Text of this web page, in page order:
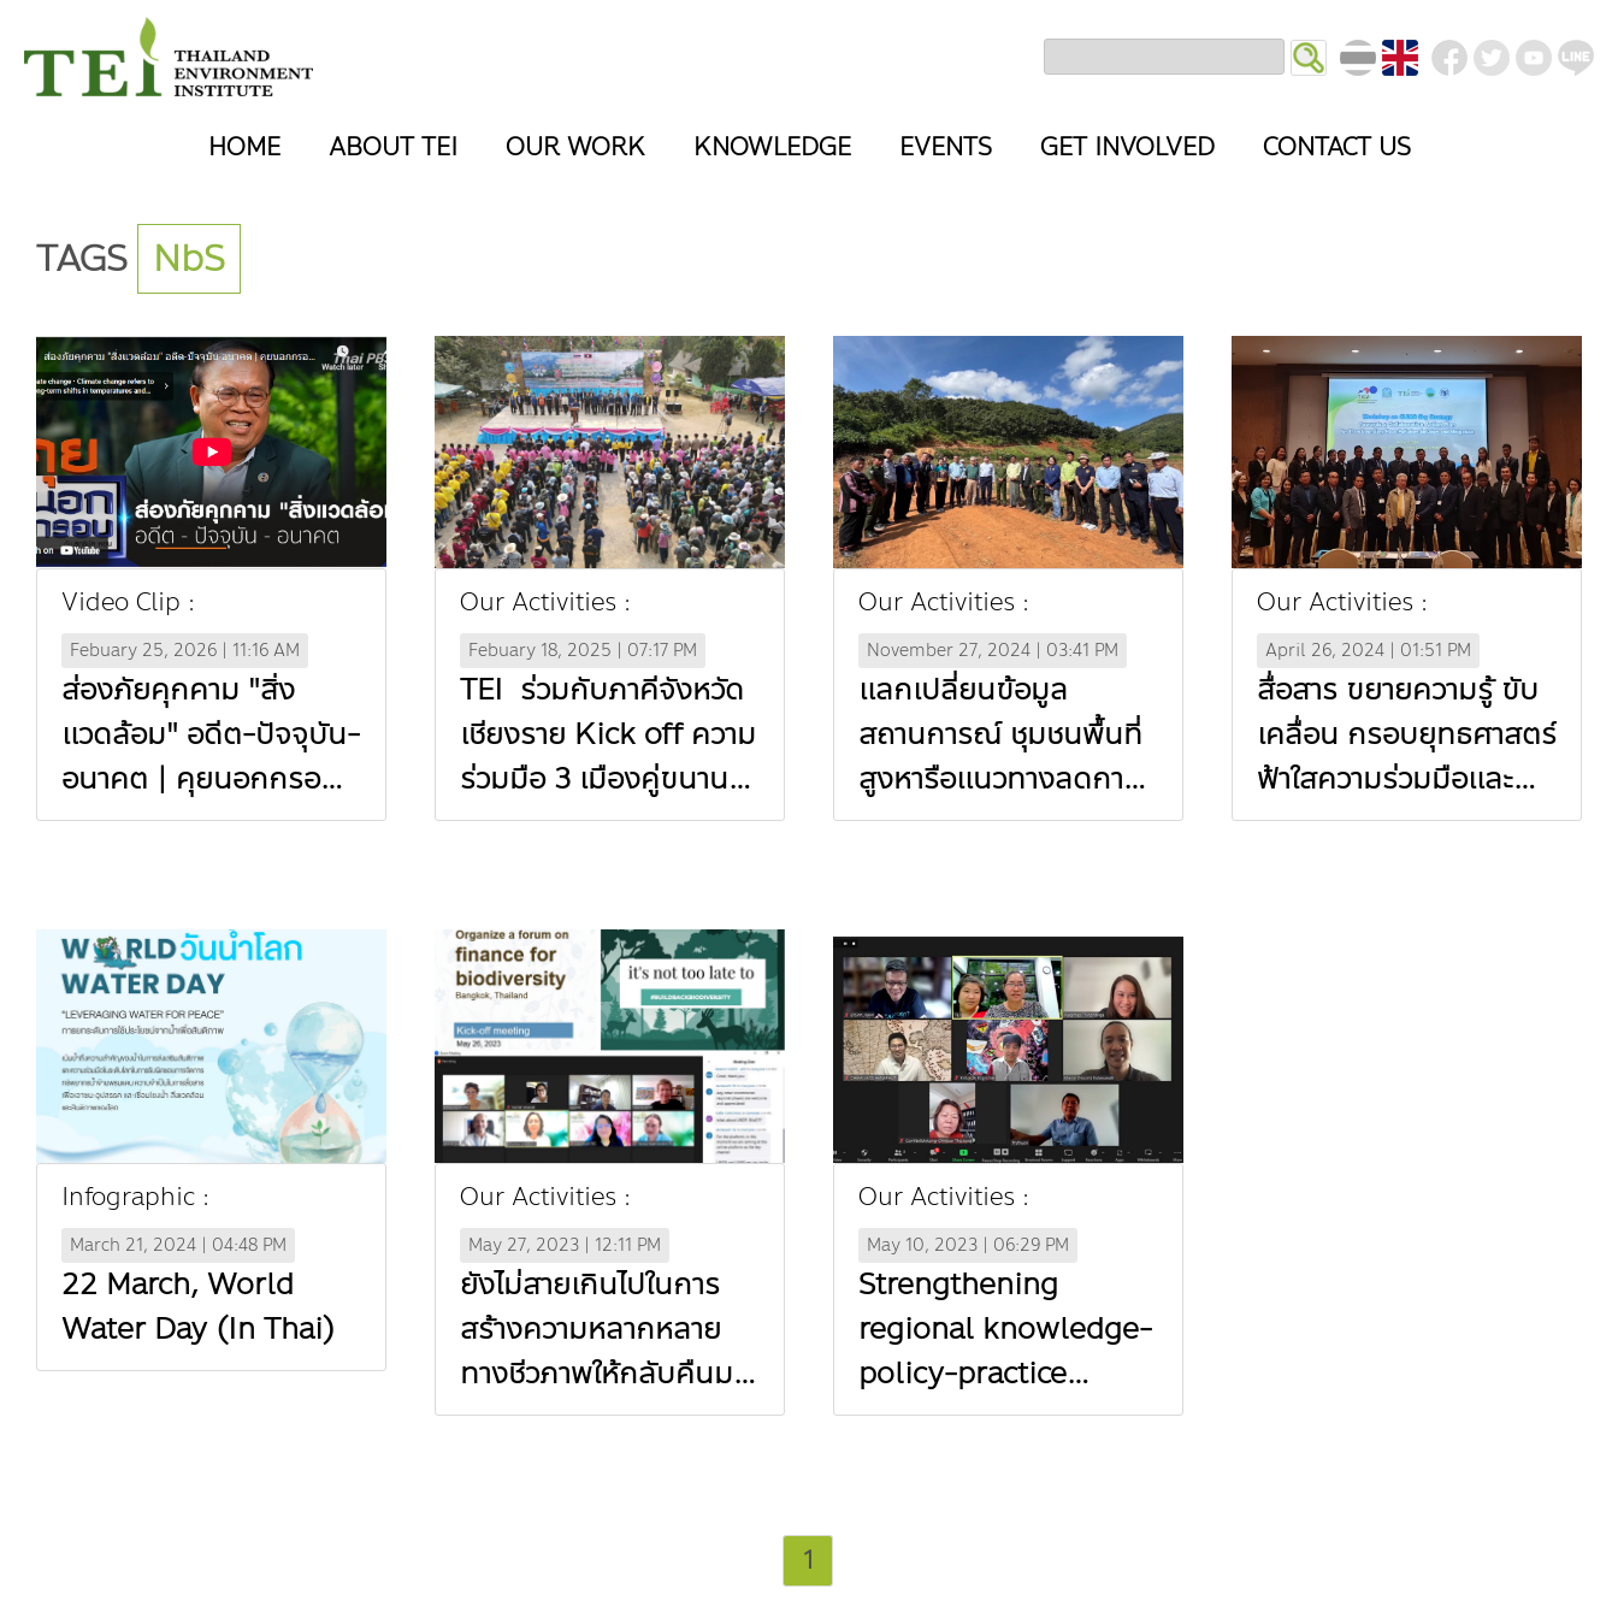
HOME ABOUT TEI OUR WORK KNOWLEDGE EVENTS GET INVOLVED CONTACT US
TAGS NbS
Video Clip :
Febuary 25, 2026 | 11:16 AM
ส่องภัยคุกคาม "สิ่ง
แวดล้อม" อดีต-ปัจจุบัน-
อนาคต | คุยนอกกรอบ
กับ สุทธิชัย หยุ่น | 24
Our Activities :
Febuary 18, 2025 | 07:17 PM
TEI ร่วมกับภาคีจังหวัด
เชียงราย Kick off ความ
ร่วมมือ 3 เมืองคู่ขนาน
สัมพันธ์ไทย-ลาว ทำแนว
แดน (In Thai)
Our Activities :
November 27, 2024 | 03:41 PM
แลกเปลี่ยนข้อมูล
สถานการณ์ ชุมชนพื้นที่
สูงหารือแนวทางลดการ
เผาเชิงประจักษ์ ร่วมขับ
แดน 2 แผ่นดิน ไทย-เมีย
นมา (In Thai)
Our Activities :
April 26, 2024 | 01:51 PM
สื่อสาร ขยายความรู้ ขับ
เคลื่อน กรอบยุทธศาสตร์
ฟ้าใสความร่วมมือและ
กิจกรรมลดการเผาใน
Infographic :
March 21, 2024 | 04:48 PM
22 March, World
Water Day (In Thai)
Our Activities :
May 27, 2023 | 12:11 PM
ยังไม่สายเกินไปในการ
สร้างความหลากหลาย
ทางชีวภาพให้กลับคืนมา
(In Thai)
Our Activities :
May 10, 2023 | 06:29 PM
Strengthening
regional knowledge-
policy-practice
networks for
1